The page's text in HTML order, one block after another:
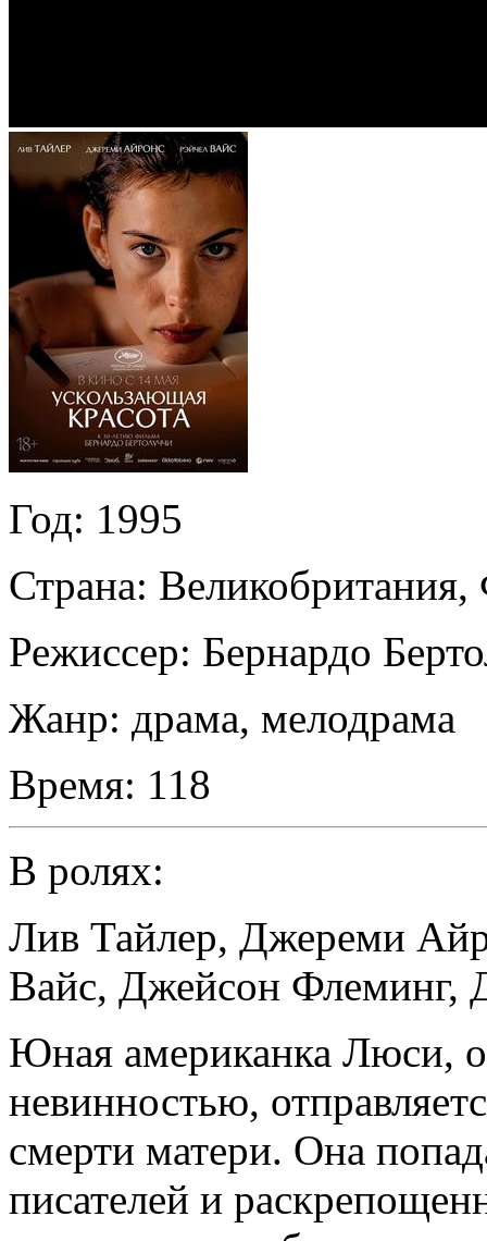
Год: 1995
Страна:
Режиссер: Бернардо
Жанр: драма, мелодрама
Время: 118
В ролях:
Лив Тайлер, Джереми
Вайс, Джейсон Флеминг,
Юная американка Люси,
невинностью,
смерти матери. Она
писателей и